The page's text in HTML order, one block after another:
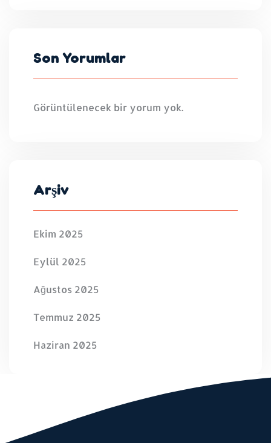
Son Yorumlar
Görüntülenecek bir yorum yok.
Arşiv
Ekim 2025
Eylül 2025
Ağustos 2025
Temmuz 2025
Haziran 2025